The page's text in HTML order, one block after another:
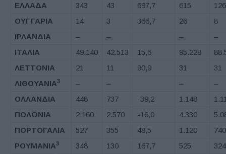
ΕΛΛΑΔΑ
343 43 697,7 615
126
ΟΥΓΓΑΡΙΑ
14 3 366,7 26
8
ΙΡΛΑΝΔΙΑ
– – –
–
ΙΤΑΛΙΑ
49.140 42.513 15,6 95.228
ΛΕΤΤΟΝΙΑ
21 11 90,9 31
31
ΛΙΘΟΥΑΝΙΑ3 – – –
–
ΟΛΛΑΝΔΙΑ
448 737 -39,2 1.148
ΠΟΛΩΝΙΑ
2.160 2.570 -16,0 4.330
ΠΟΡΤΟΓΑΛΙΑ
527 355 48,5 1.120
740
ΡΟΥΜΑΝΙΑ3 348 130 167,7 525
324